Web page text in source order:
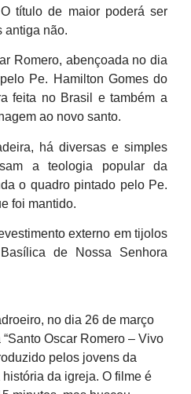
título de maior poderá ser
antiga não.
Romero, abençoada no dia
Pe. Hamilton Gomes do
feita no Brasil e também a
ao novo santo.
há diversas e simples
a teologia popular da
o quadro pintado pelo Pe.
foi mantido.
externo em tijolos
de Nossa Senhora
no dia 26 de março
Oscar Romero – Vivo
pelos jovens da
da igreja. O filme é